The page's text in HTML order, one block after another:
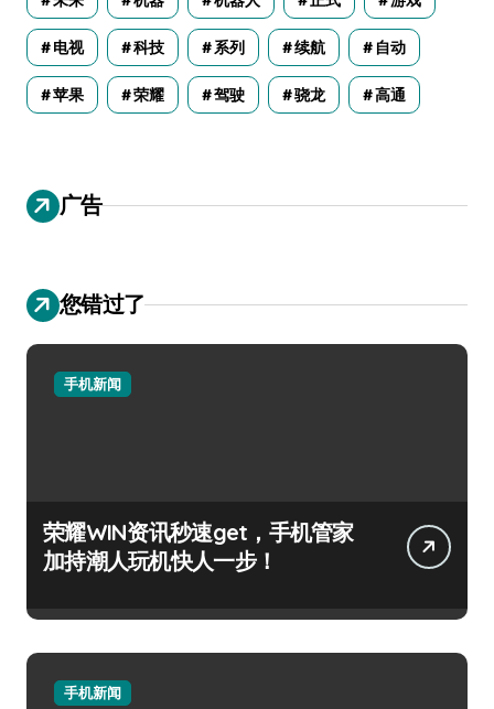
电视 科技 系列 续航 自动
苹果 荣耀 驾驶 骁龙 高通
广告
您错过了
手机新闻
荣耀WIN资讯秒速get，手机管家
加持潮人玩机快人一步！
手机新闻